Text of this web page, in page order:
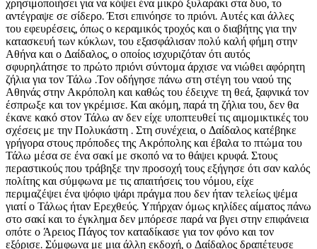
χρησιμοποιήσει για να κόψει ένα μικρό ξυλαράκι στα δυο, το
αντέγραψε σε σίδερο. Έτσι επινόησε το πριόνι. Αυτές και άλλες
του εφευρέσεις, όπως ο κεραμικός τροχός και ο διαβήτης για την
κατασκευή των κύκλων, του εξασφάλισαν πολύ καλή φήμη στην
Αθήνα και ο Δαίδαλος, ο οποίος ισχυριζόταν ότι αυτός
σφυρηλάτησε το πρώτο πριόνι σύντομα άρχισε να νιώθει αφόρητη
ζήλια για τον Τάλω .Τον οδήγησε πάνω στη στέγη του ναού της
Αθηνάς στην Ακρόπολη και καθώς του έδειχνε τη θεά, ξαφνικά τον
έσπρωξε και τον γκρέμισε. Και ακόμη, παρά τη ζήλια του, δεν θα
έκανε κακό στον Τάλω αν δεν είχε υποπτευθεί τις αιμομικτικές του
σχέσεις με την Πολυκάστη . Στη συνέχεια, ο Δαίδαλος κατέβηκε
γρήγορα στους πρόποδες της Ακρόπολης και έβαλα το πτώμα του
Τάλω μέσα σε ένα σακί με σκοπό να το θάψει κρυφά. Στους
περαστικούς που τράβηξε την προσοχή τους εξήγησε ότι σαν καλός
πολίτης και σύμφωνα με τις απαιτήσεις του νόμου, είχε
περιμαζέψει ένα ψόφιο ψάρι πράγμα που δεν ήταν τελείως ψέμα
γιατί ο Τάλως ήταν Ερεχθεύς. Υπήρχαν όμως κηλίδες αίματος πάνω
στο σακί και το έγκλημα δεν μπόρεσε παρά να βγει στην επιφάνεια
οπότε ο Άρειος Πάγος τον καταδίκασε για τον φόνο και τον
εξόρισε. Σύμφωνα με μια άλλη εκδοχή, ο Δαίδαλος δραπέτευσε